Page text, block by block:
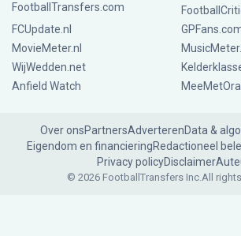
FootballTransfers.com
FCUpdate.nl
MovieMeter.nl
WijWedden.net
Anfield Watch
Over onsPartnersAdverterenData &
Eigendom en financieringRedactioneel
Privacy policyDisclaimer
© 2026 FootballTransfers Inc.All